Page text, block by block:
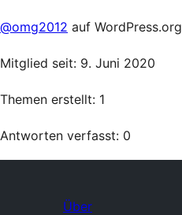
@omg2012 auf WordPress.org
Mitglied seit: 9. Juni 2020
Themen erstellt: 1
Antworten verfasst: 0
Über